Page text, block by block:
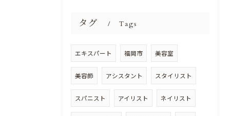
タグ Tags
エキスパート 福岡市 美容室
美容師 アシスタント スタイリスト
スパニスト アイリスト ネイリスト